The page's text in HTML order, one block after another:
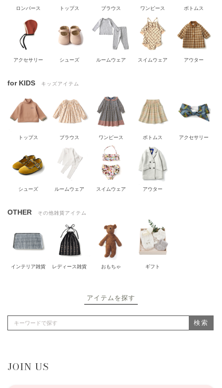
ロンパース トップス ブラウス ワンピース ボトムス
アクセサリー シューズ ルームウェア スイムウェア アウター
for KIDS キッズアイテム
トップス ブラウス ワンピース ボトムス アクセサリー
シューズ ルームウェア スイムウェア アウター
OTHER その他雑貨アイテム
インテリア雑貨 レディース雑貨 おもちゃ ギフト
アイテムを探す
検索
JOIN US